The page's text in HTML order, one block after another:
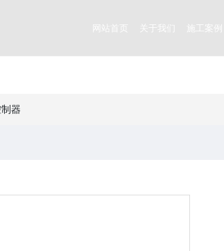
网站首页 关于我们 施工案例
器